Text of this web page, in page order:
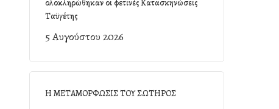
ολοκληρώθηκαν οι φετινές Κατασκηνώσεις
Ταϋγέτης
5 Αυγούστου 2026
Η ΜΕΤΑΜΟΡΦΩΣΙΣ ΤΟΥ ΣΩΤΗΡΟΣ